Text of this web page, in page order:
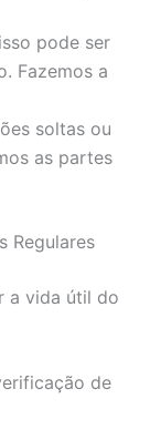
pode ser
Fazemos a
soltas ou
as partes
Regulares
a vida útil do
de